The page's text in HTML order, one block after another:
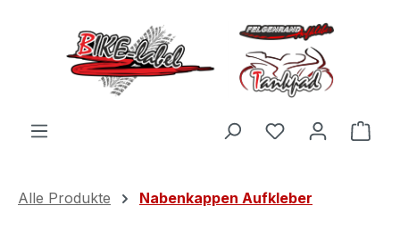
Zum Hauptinhalt springen
Du hast 0
Alle Produkte Nabenkappen Aufkleber